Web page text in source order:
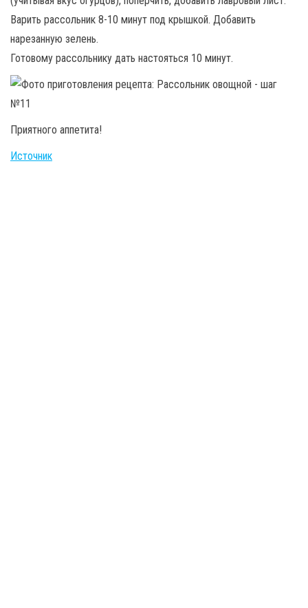
Варить рассольник 8-10 минут под крышкой. Добавить
нарезанную зелень.
Готовому рассольнику дать настояться 10 минут.
Приятного аппетита!
Источник